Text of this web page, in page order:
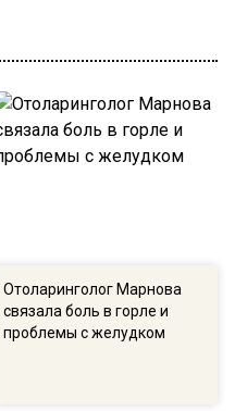
Отоларинголог Марнова
связала боль в горле и
проблемы с желудком